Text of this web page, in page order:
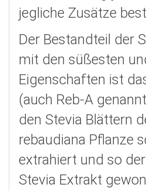
jegliche Zusätze
Der Bestandteil der
mit den süßesten
Eigenschaften ist
(auch Reb-A
den Stevia Blättern
rebaudiana Pflanze
extrahiert und so
Stevia Extrakt